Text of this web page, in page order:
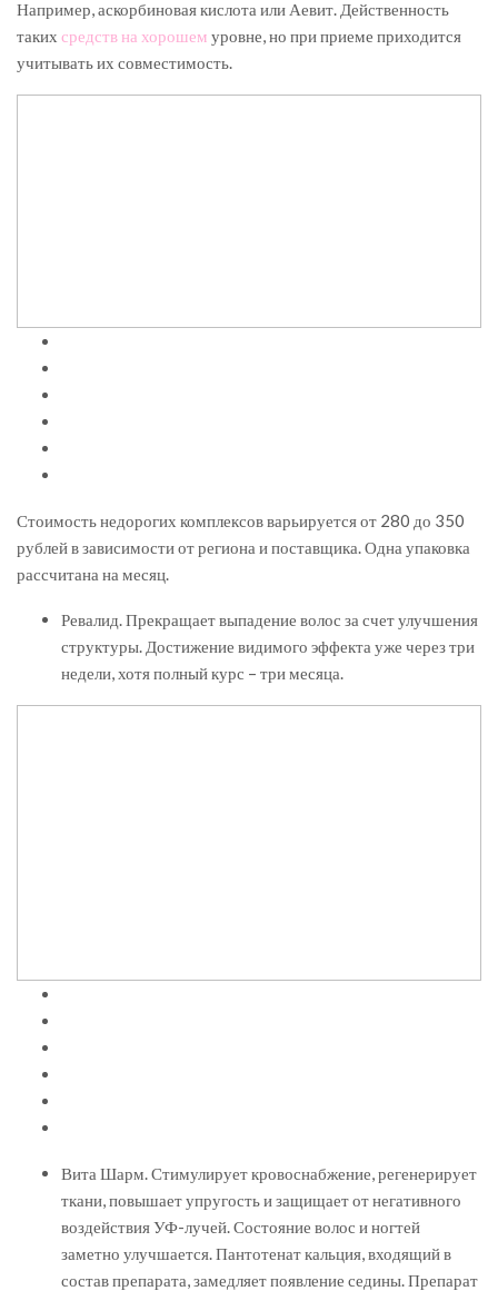
Например, аскорбиновая кислота или Аевит. Действенность
таких средств на хорошем уровне, но при приеме приходится
учитывать их совместимость.
Стоимость недорогих комплексов варьируется от 280 до 350
рублей в зависимости от региона и поставщика. Одна упаковка
рассчитана на месяц.
Ревалид. Прекращает выпадение волос за счет улучшения
структуры. Достижение видимого эффекта уже через три
недели, хотя полный курс – три месяца.
Вита Шарм. Стимулирует кровоснабжение, регенерирует
ткани, повышает упругость и защищает от негативного
воздействия УФ-лучей. Состояние волос и ногтей
заметно улучшается. Пантотенат кальция, входящий в
состав препарата, замедляет появление седины. Препарат